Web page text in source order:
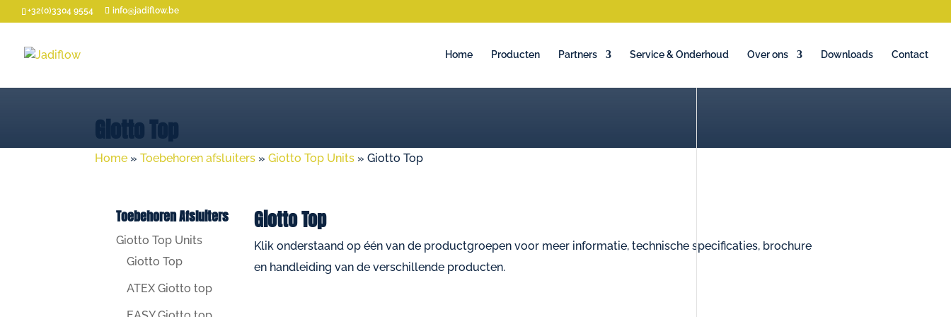
+32(0)3304 9554 info@jadiflow.be
Home Producten Partners Service & Onderhoud Over ons Downloads Contact
Giotto Top
Home »Toebehoren afsluiters »Giotto Top Units »Giotto Top
Toebehoren Afsluiters
Giotto Top Units
Giotto Top
ATEX Giotto top
Giotto Top
Klik onderstaand op één van de productgroepen voor meer informatie, technische specificaties, brochure
en handleiding van de verschillende producten.